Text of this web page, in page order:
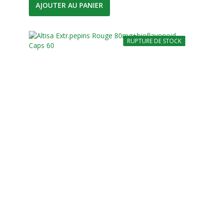
AJOUTER AU PANIER
-10%
RUPTURE DE STOCK